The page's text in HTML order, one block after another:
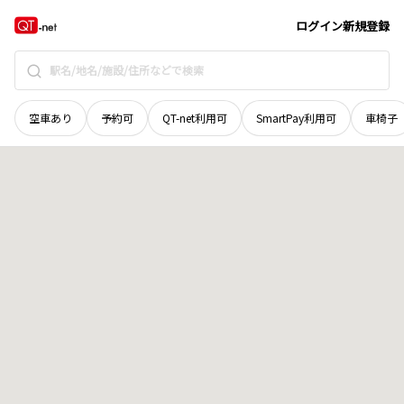
ログイン新規登録
空車あり 予約可 QT-net利用可 SmartPay利用可 車椅子
島根県